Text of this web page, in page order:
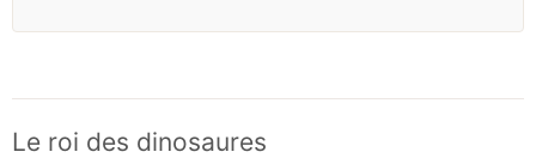
Le roi des dinosaures